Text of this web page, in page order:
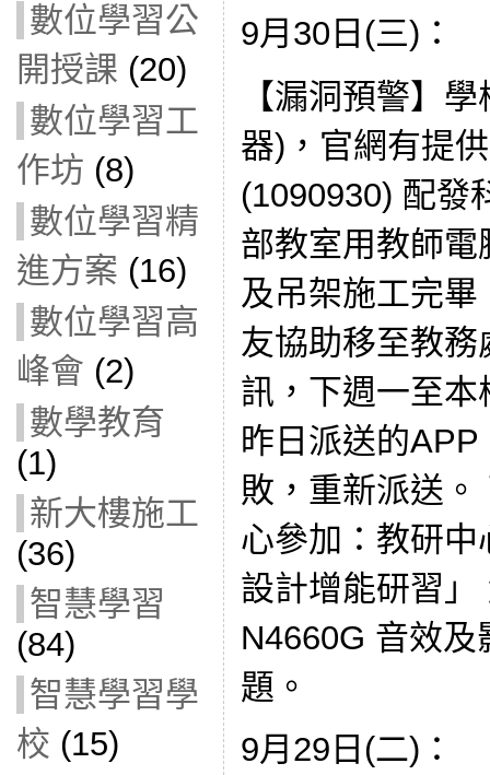
數位學習公
開授課 (20)
數位學習工
作坊 (8)
數位學習精
進方案 (16)
數位學習高
峰會 (2)
數學教育
(1)
新大樓施工
(36)
智慧學習
(84)
智慧學習學
校 (15)
9月30日(三)：
【漏洞預警】
器)，官網有提
(1090930) 配發
部教室用教師
及吊架施工完
友協助移至教
訊，下週一至
昨日派送的
敗，重新派送
心參加：教研
設計增能研習
N4660G 音效
題。
9月29日(二)：